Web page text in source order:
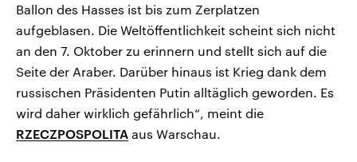
Ballon des Hasses ist bis zum Zerplatzen
aufgeblasen. Die Weltöffentlichkeit scheint sich nicht
an den 7. Oktober zu erinnern und stellt sich auf die
Seite der Araber. Darüber hinaus ist Krieg dank dem
russischen Präsidenten Putin alltäglich geworden. Es
wird daher wirklich gefährlich“, meint die
RZECZPOSPOLITA aus Warschau.